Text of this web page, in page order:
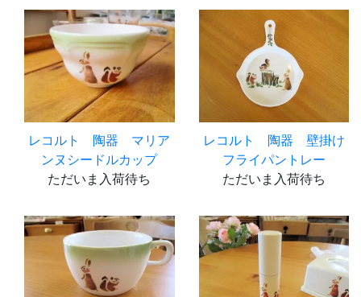
レコルト 陶器 マリア
ンヌシードルカップ
ただいま入荷待ち
レコルト 陶器 壁掛け
フライパントレー
ただいま入荷待ち